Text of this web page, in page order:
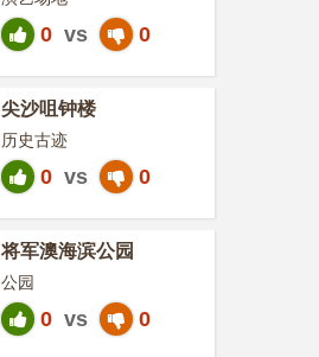
0 vs 0
尖沙咀钟楼
历史古迹
0 vs 0
将军澳海滨公园
公园
0 vs 0